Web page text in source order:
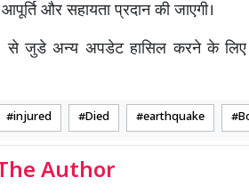
और सहायता प्रदान की जाएगी।
से जुडे अन्य अपडेट हासिल करने के
injured Died earthquake
Author